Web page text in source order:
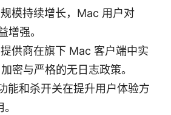
模持续增长，Mac 用户对
增强。
供商在旗下 Mac 客户端中实
密与严格的无日志政策。
能和杀开关在提升用户体验方